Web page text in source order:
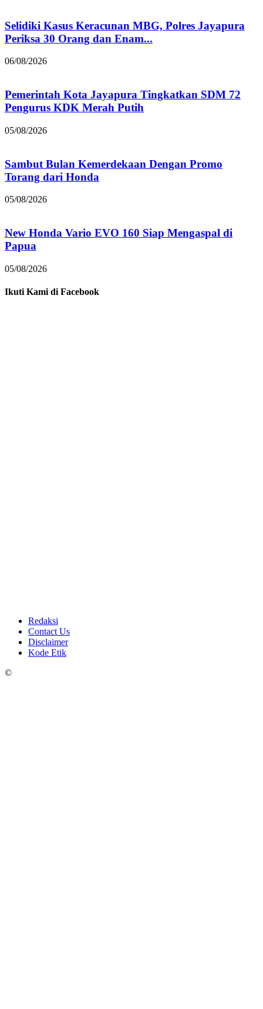
Selidiki Kasus Keracunan MBG, Polres Jayapura
Periksa 30 Orang dan Enam...
06/08/2026
Pemerintah Kota Jayapura Tingkatkan SDM 72
Pengurus KDK Merah Putih
05/08/2026
Sambut Bulan Kemerdekaan Dengan Promo
Torang dari Honda
05/08/2026
New Honda Vario EVO 160 Siap Mengaspal di
Papua
05/08/2026
Ikuti Kami di Facebook
Redaksi
Contact Us
Disclaimer
Kode Etik
©